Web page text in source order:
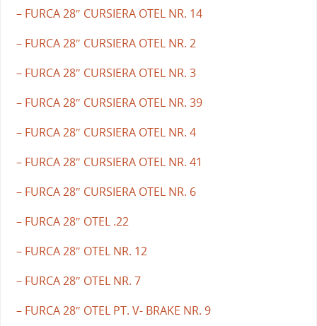
– FURCA 28″ CURSIERA OTEL NR. 14
– FURCA 28″ CURSIERA OTEL NR. 2
– FURCA 28″ CURSIERA OTEL NR. 3
– FURCA 28″ CURSIERA OTEL NR. 39
– FURCA 28″ CURSIERA OTEL NR. 4
– FURCA 28″ CURSIERA OTEL NR. 41
– FURCA 28″ CURSIERA OTEL NR. 6
– FURCA 28″ OTEL .22
– FURCA 28″ OTEL NR. 12
– FURCA 28″ OTEL NR. 7
– FURCA 28″ OTEL PT. V- BRAKE NR. 9